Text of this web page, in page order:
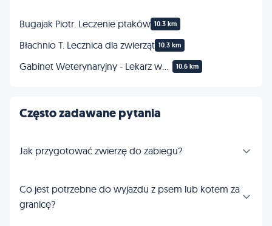
Bugajak Piotr. Leczenie ptaków 10.3 km
Błachnio T. Lecznica dla zwierząt 10.3 km
10.6 km
Często zadawane pytania
Jak przygotować zwierzę do zabiegu?
Co jest potrzebne do wyjazdu z psem lub kotem za
granicę?